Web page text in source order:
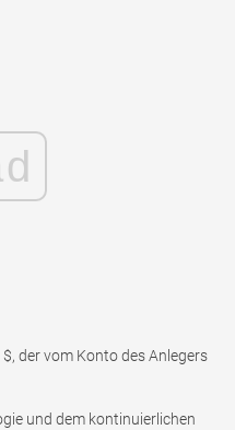
der vom Konto des Anlegers
und dem kontinuierlichen